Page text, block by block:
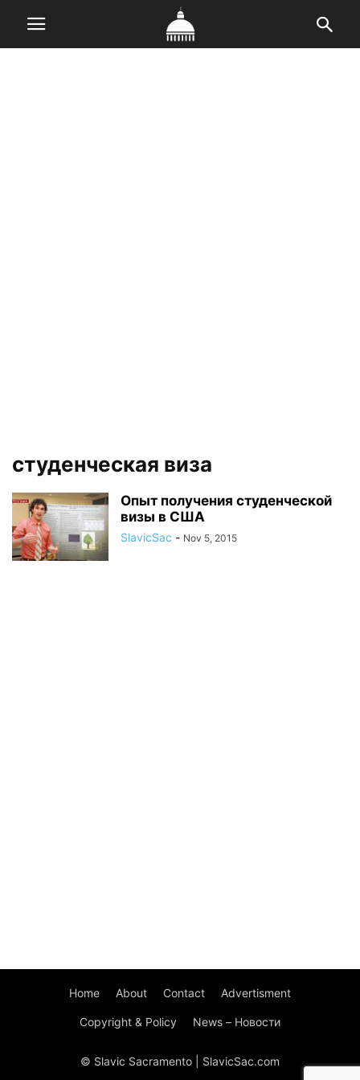
студенческая виза
Опыт получения студенческой
визы в США
SlavicSac - Nov 5, 2015
Home About Contact Advertisment
Copyright & Policy News – Новости
© Slavic Sacramento | SlavicSac.com